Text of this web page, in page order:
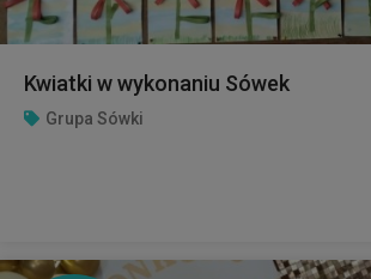
Kwiatki w wykonaniu Sówek
Grupa Sówki